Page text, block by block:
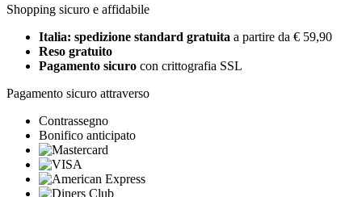
Shopping sicuro e affidabile
Italia: spedizione standard gratuita a partire da € 59,90
Reso gratuito
Pagamento sicuro con crittografia SSL
Pagamento sicuro attraverso
Contrassegno
Bonifico anticipato